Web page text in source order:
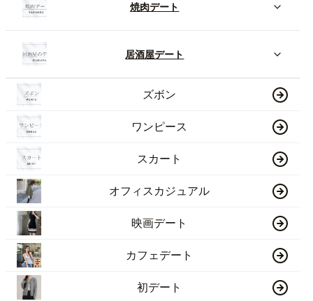
焼肉デート
居酒屋デート
ズボン
ワンピース
スカート
オフィスカジュアル
映画デート
カフェデート
初デート